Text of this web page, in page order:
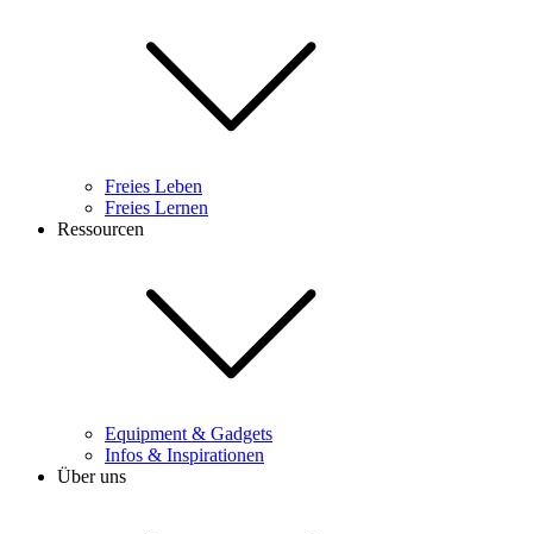
Freies Leben
Freies Lernen
Ressourcen
Equipment & Gadgets
Infos & Inspirationen
Über uns